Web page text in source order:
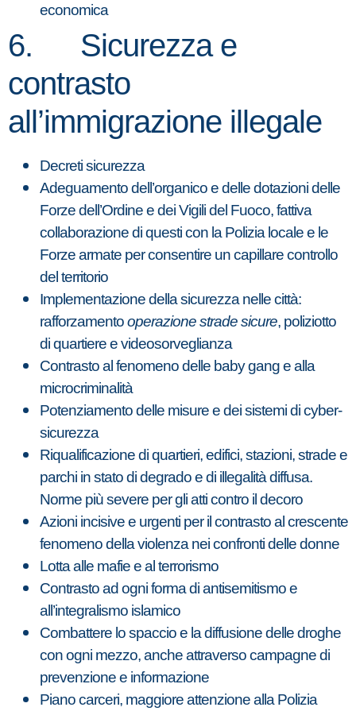
economica
6. Sicurezza e
contrasto
all’immigrazione illegale
Decreti sicurezza
Adeguamento dell’organico e delle dotazioni delle
Forze dell’Ordine e dei Vigili del Fuoco, fattiva
collaborazione di questi con la Polizia locale e le
Forze armate per consentire un capillare controllo
del territorio
Implementazione della sicurezza nelle città:
rafforzamentooperazione strade sicure, poliziotto
di quartiere e videosorveglianza
Contrasto al fenomeno delle baby gang e alla
microcriminalità
Potenziamento delle misure e dei sistemi di cyber-
sicurezza
Riqualificazione di quartieri, edifici, stazioni, strade e
parchi in stato di degrado e di illegalità diffusa.
Norme più severe per gli atti contro il decoro
Azioni incisive e urgenti per il contrasto al crescente
fenomeno della violenza nei confronti delle donne
Lotta alle mafie e al terrorismo
Contrasto ad ogni forma di antisemitismo e
all’integralismo islamico
Combattere lo spaccio e la diffusione delle droghe
con ogni mezzo, anche attraverso campagne di
prevenzione e informazione
Piano carceri, maggiore attenzione alla Polizia